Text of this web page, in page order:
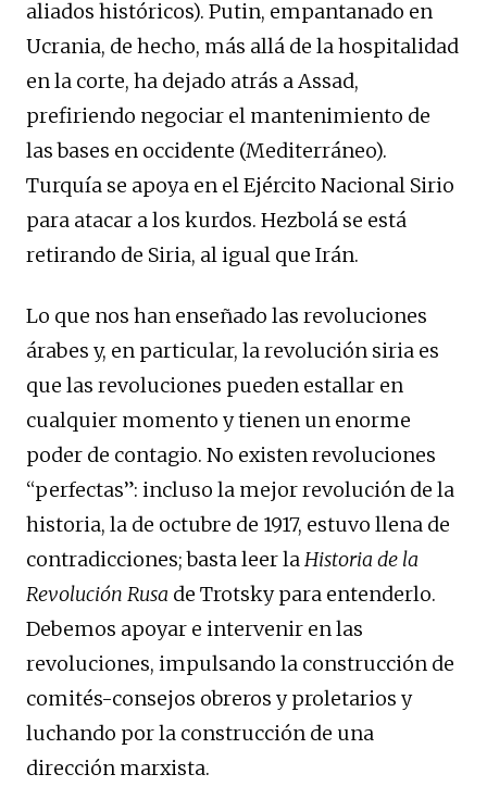
aliados históricos). Putin, empantanado en
Ucrania, de hecho, más allá de la hospitalidad
en la corte, ha dejado atrás a Assad,
prefiriendo negociar el mantenimiento de
las bases en occidente (Mediterráneo).
Turquía se apoya en el Ejército Nacional Sirio
para atacar a los kurdos. Hezbolá se está
retirando de Siria, al igual que Irán.
Lo que nos han enseñado las revoluciones
árabes y, en particular, la revolución siria es
que las revoluciones pueden estallar en
cualquier momento y tienen un enorme
poder de contagio. No existen revoluciones
“perfectas”: incluso la mejor revolución de la
historia, la de octubre de 1917, estuvo llena de
contradicciones; basta leer laHistoria de la
Revolución Rusa de Trotsky para entenderlo.
Debemos apoyar e intervenir en las
revoluciones, impulsando la construcción de
comités-consejos obreros y proletarios y
luchando por la construcción de una
dirección marxista.